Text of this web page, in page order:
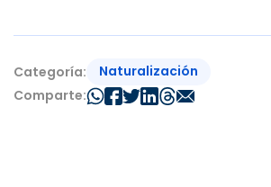
Categoría:
Naturalización
Comparte: